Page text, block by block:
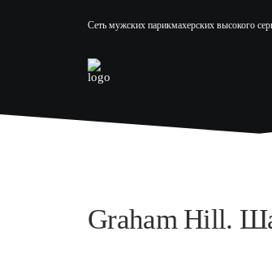
Сеть мужских парикмахерских высокого
Graham Hill.